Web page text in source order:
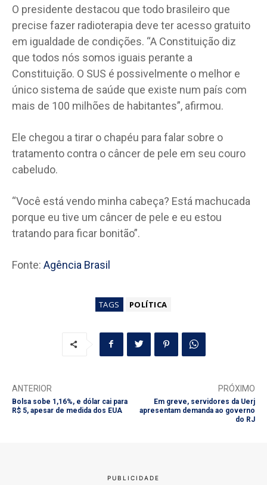
O presidente destacou que todo brasileiro que
precise fazer radioterapia deve ter acesso gratuito
em igualdade de condições. “A Constituição diz
que todos nós somos iguais perante a
Constituição. O SUS é possivelmente o melhor e
único sistema de saúde que existe num país com
mais de 100 milhões de habitantes”, afirmou.
Ele chegou a tirar o chapéu para falar sobre o
tratamento contra o câncer de pele em seu couro
cabeludo.
“Você está vendo minha cabeça? Está machucada
porque eu tive um câncer de pele e eu estou
tratando para ficar bonitão”.
Fonte: Agência Brasil
TAGS POLÍTICA
ANTERIOR
Bolsa sobe 1,16%, e dólar cai para
R$ 5, apesar de medida dos EUA
PRÓXIMO
Em greve, servidores da Uerj
apresentam demanda ao governo
do RJ